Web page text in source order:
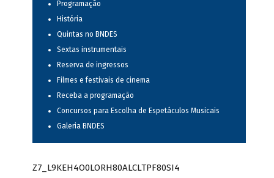
Programação
História
Quintas no BNDES
Sextas instrumentais
Reserva de ingressos
Filmes e festivais de cinema
Receba a programação
Concursos para Escolha de Espetáculos Musicais
Galeria BNDES
Z7_L9KEH4O0LORH80ALCLTPF80SI4